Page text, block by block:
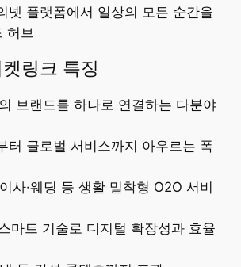
넷 플랫폼에서 일상의 모든 순간을
허브
링크 특징
브랜드를 하나로 연결하는 다분야
터 글로벌 서비스까지 아우르는 폭
이사·웨딩 등 생활 밀착형 O2O 서비
마트 기술로 디지털 확장성과 효율